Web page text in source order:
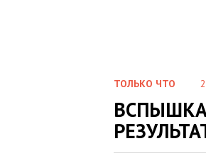
ТОЛЬКО ЧТО